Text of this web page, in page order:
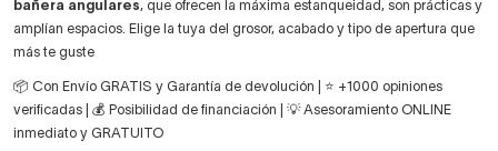
bañera angulares, que ofrecen la máxima estanqueidad, son prácticas y
amplían espacios. Elige la tuya del grosor, acabado y tipo de apertura que
más te guste
📦 Con Envío GRATIS y Garantía de devolución | ⭐ +1000 opiniones
verificadas | 💰 Posibilidad de financiación | 💡 Asesoramiento ONLINE
inmediato y GRATUITO